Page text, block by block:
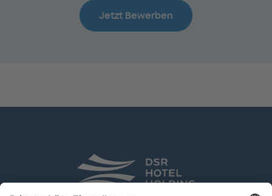
Jetzt Bewerben